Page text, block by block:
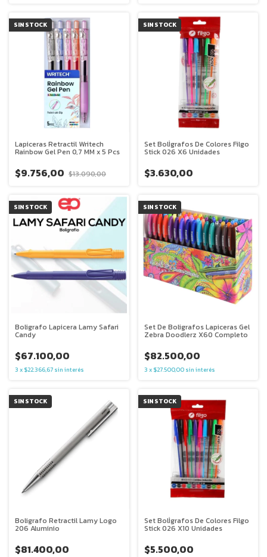
SIN STOCK
Lapiceras Retractil Writech
Rainbow Gel Pen 0,7 MM x 5 Pcs
$9.756,00 $13.090,00
SIN STOCK
Set BolÌgrafos De Colores Filgo
Stick 026 X6 Unidades
$3.630,00
SIN STOCK
Boligrafo Lapicera Lamy Safari
Candy
$67.100,00
3 x $22.366,67 sin interés
SIN STOCK
Set De Boligrafos Lapiceras Gel
Zebra Doodlerz X60 Completo
$82.500,00
3 x $27.500,00 sin interés
SIN STOCK
Boligrafo Retractil Lamy Logo
206 Aluminio
$81.400,00
SIN STOCK
Set BolÌgrafos De Colores Filgo
Stick 026 X10 Unidades
$5.500,00